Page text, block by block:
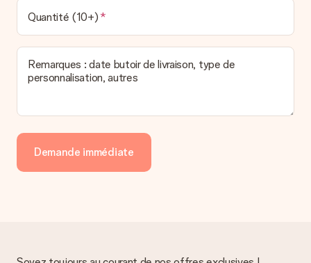
Quantité (10+)
Remarques : date butoir de livraison, type de
personnalisation, autres
Demande immédiate